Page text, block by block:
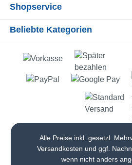
Shopservice
Beliebte Kategorien
Alle Preise inkl. gesetzl.
Versandkosten und ggf.
wenn nicht anders